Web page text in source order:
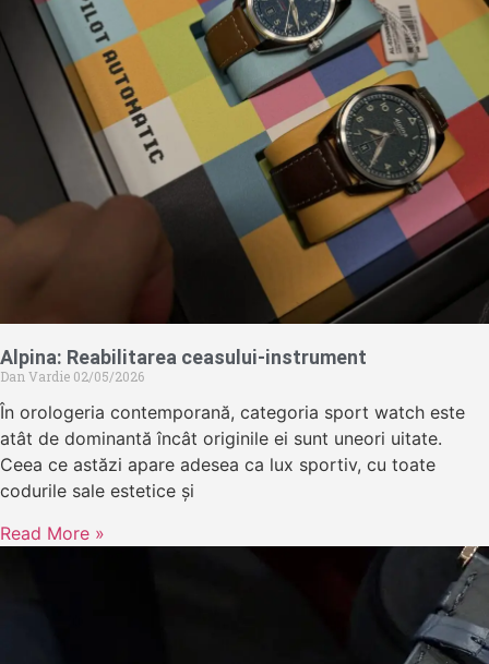
Alpina: Reabilitarea ceasului-instrument
Dan Vardie 02/05/2026
În orologeria contemporană, categoria sport watch este
atât de dominantă încât originile ei sunt uneori uitate.
Ceea ce astăzi apare adesea ca lux sportiv, cu toate
codurile sale estetice și
Read More »